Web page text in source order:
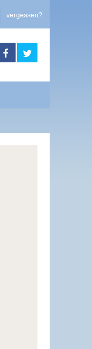
vergessen?